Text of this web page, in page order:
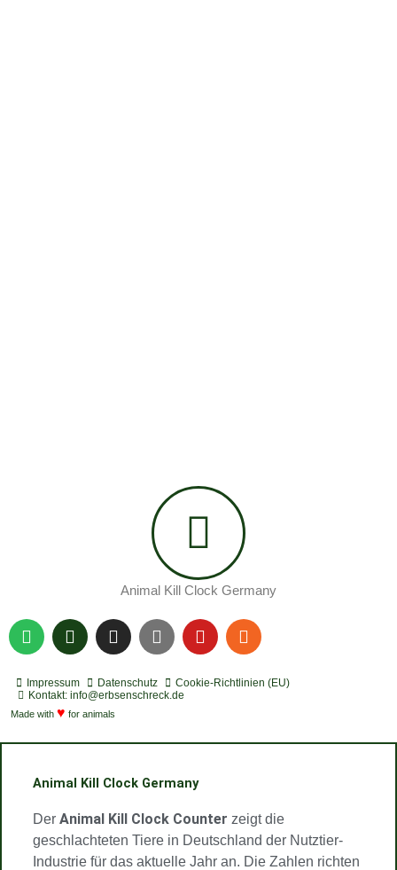
Animal Kill Clock Germany
S
p
t
i
f
P
o
c
a
s
I
n
t
a
g
a
Y
o
t
u
Y
o
t
R
s
Impressum Datenschutz
Cookie-Richtlinien (EU)
Kontakt: info@erbsenschreck.de
Made with ♥ for animals
Animal Kill Clock Germany
Der Animal Kill Clock Counter zeigt die
geschlachteten Tiere in Deutschland der Nutztier-
Industrie für das aktuelle Jahr an. Die Zahlen richten